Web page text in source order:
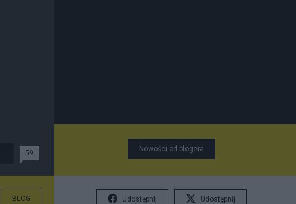
59
BLOG
Nowości od blogera
Udostępnij Udostępnij